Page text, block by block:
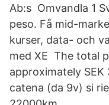
Ab:s Omvandla 1
peso. Få mid-
kurser, data- och
med XE The total
approximately SEK
catena (da 9v) si